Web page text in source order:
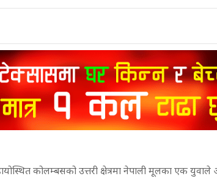
कोलम्बसको उत्तरी क्षेत्रमा नेपाली मूलका एक युवाले